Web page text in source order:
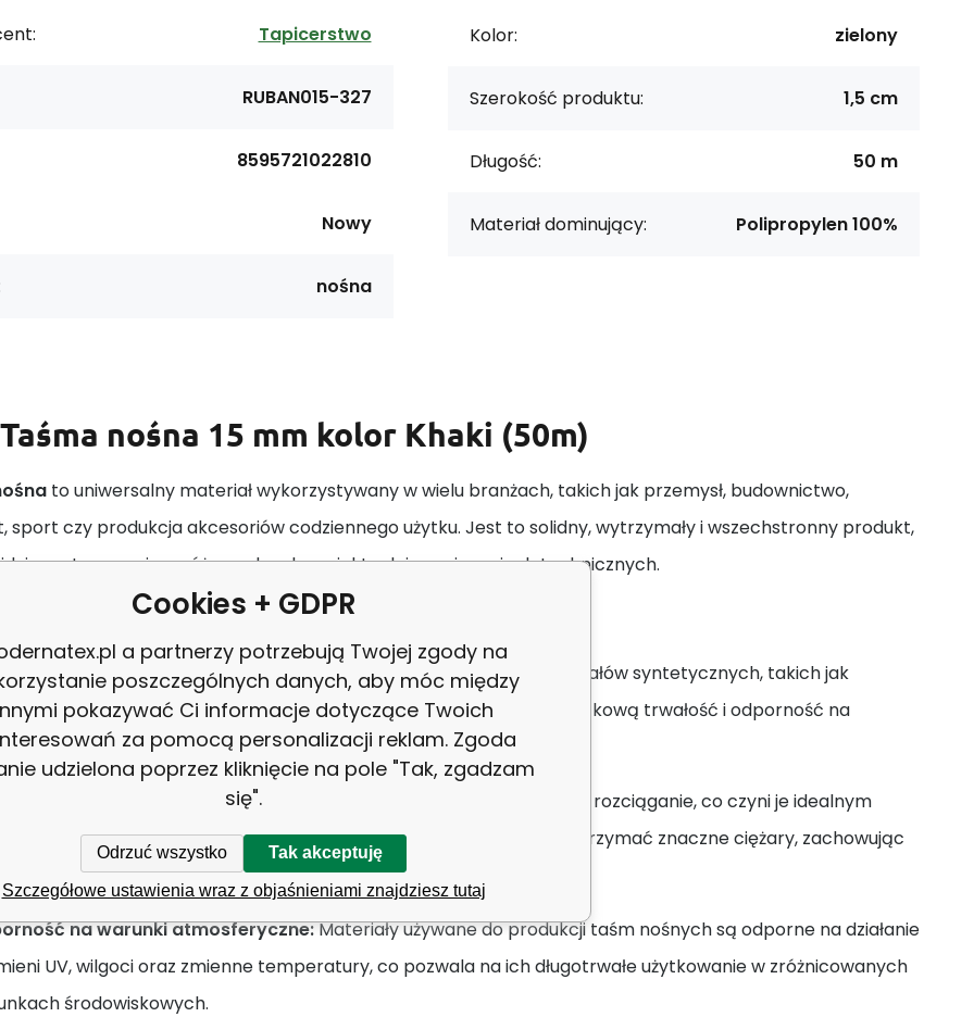
Tapicerstwo
RUBAN015-327
8595721022810
Nowy
nośna
Kolor: zielony
Szerokość produktu: 1,5 cm
Długość: 50 m
Materiał dominujący: Polipropylen 100%
Taśma nośna 15 mm kolor Khaki (50m)
to uniwersalny materiał wykorzystywany w wielu branżach, takich jak przemysł, budownictwo,
sport czy produkcja akcesoriów codziennego użytku. Jest to solidny, wytrzymały i wszechstronny produkt,
zastosowanie w różnorodnych projektach i rozwiązaniach technicznych.
Taśmy nośne są najczęściej wykonane z wysokiej jakości materiałów syntetycznych, takich jak
polipropylen, nylon czy mieszanki włókien, co zapewnia im wyjątkową trwałość i odporność na
mechaniczne.
Taśmy nośne charakteryzują się wysoką odpornością na rozciąganie, co czyni je idealnym
w miejscach wymagających dużej obciążalności. Mogą wytrzymać znaczne ciężary, zachowując
tym elastyczność i stabilność.
na warunki atmosferyczne:Materiały używane do produkcji taśm nośnych są odporne na działanie
UV, wilgoci oraz zmienne temperatury, co pozwala na ich długotrwałe użytkowanie w zróżnicowanych
środowiskowych.
Cookies + GDPR
a partnerzy potrzebują Twojej zgody na
poszczególnych danych, aby móc między
pokazywać Ci informacje dotyczące Twoich
za pomocą personalizacji reklam. Zgoda
udzielona poprzez kliknięcie na pole "Tak, zgadzam
się".
Odrzuć wszystko Tak akceptuję
Szczegółowe ustawienia wraz z objaśnieniami znajdziesz tutaj